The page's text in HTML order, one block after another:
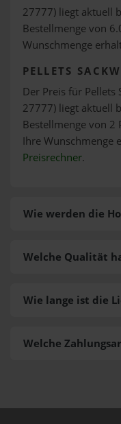
27777) liegt aktuell
Bestellmenge von
Wunschmenge
PELLETS
Der Preis für Pellets
27777) liegt aktuell
Bestellmenge von 2
Ihre Wunschmenge
Preisrechner.
Wie werden die
Welche
Welche Qualität
Wie lange ist die